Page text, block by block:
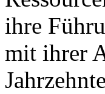
ihre
mit ihrer